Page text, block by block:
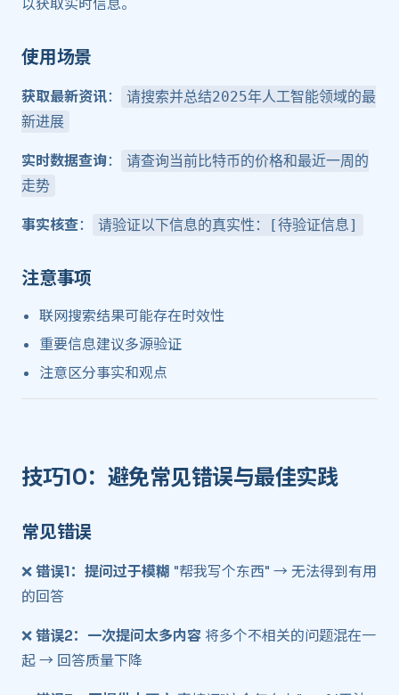
以获取实时信息。
使用场景 ​
获取最新资讯：
请搜索并总结2025年人工智能领域的最
新进展
实时数据查询：
请查询当前比特币的价格和最近一周的
走势
事实核查： 请验证以下信息的真实性：[待验证信息]
注意事项 ​
联网搜索结果可能存在时效性
重要信息建议多源验证
注意区分事实和观点
技巧10：避免常见错误与最佳实践 ​
常见错误 ​
❌错误1：提问过于模糊 "帮我写个东西" → 无法得到有用
的回答
❌错误2：一次提问太多内容 将多个不相关的问题混在一
起 → 回答质量下降